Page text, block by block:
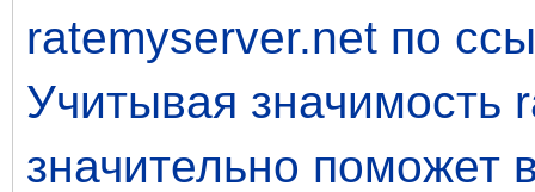
ratemyserver.net по
Учитывая значимость
значительно поможет